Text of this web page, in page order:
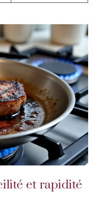
et rapidité